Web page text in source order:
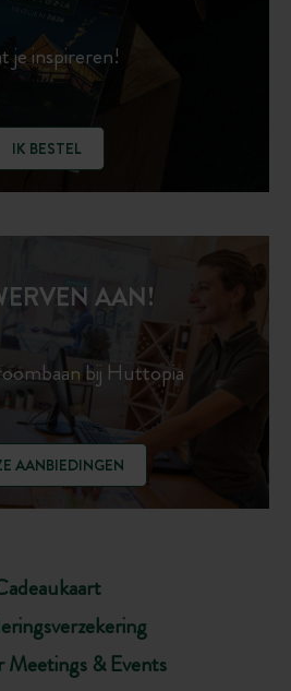
je inspireren!
IK BESTEL
& Events
AAN!
bij Huttopia
AANBIEDINGEN